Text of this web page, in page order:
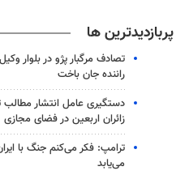
پربازدیدترین ها
تصادف مرگبار پژو در بلوار
راننده جان باخت
دستگیری عامل انتشار مطالب
زائران اربعین در فضای مجازی
ترامپ: فکر می‌کنم جنگ با
می‌یابد